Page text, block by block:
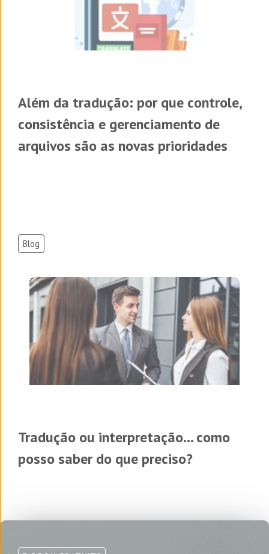
Além da tradução: por que controle,
consistência e gerenciamento de
arquivos são as novas prioridades
Blog
Tradução ou interpretação... como
posso saber do que preciso?